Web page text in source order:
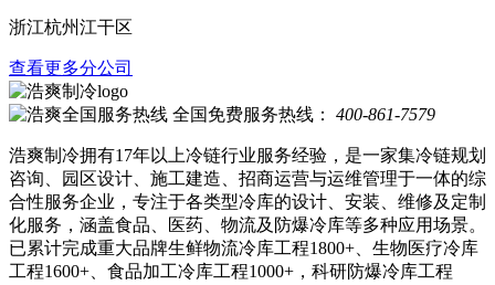
浙江杭州江干区
查看更多分公司
全国免费服务热线： 400-861-7579
浩爽制冷拥有17年以上冷链行业服务经验，是一家集冷链规划
咨询、园区设计、施工建造、招商运营与运维管理于一体的综
合性服务企业，专注于各类型冷库的设计、安装、维修及定制
化服务，涵盖食品、医药、物流及防爆冷库等多种应用场景。
已累计完成重大品牌生鲜物流冷库工程1800+、生物医疗冷库
工程1600+、食品加工冷库工程1000+，科研防爆冷库工程